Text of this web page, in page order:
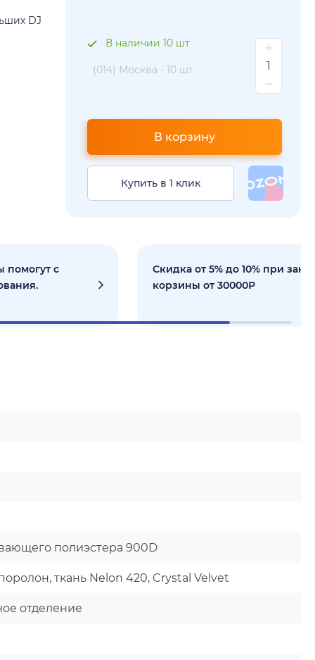
DJ
В наличии 10 шт
(014) Москва - 10 шт
В корзину
Купить в 1 клик
помогут с
Скидка от 5% до 10% при
корзины от 30000Р
полиэстера 900D
ткань Nelon 420, Crystal Velvet
отделение